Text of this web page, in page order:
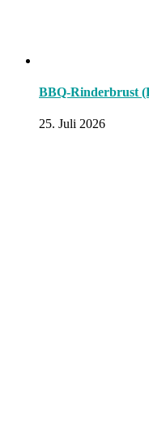
BBQ-Rinderbrust
25. Juli 2026